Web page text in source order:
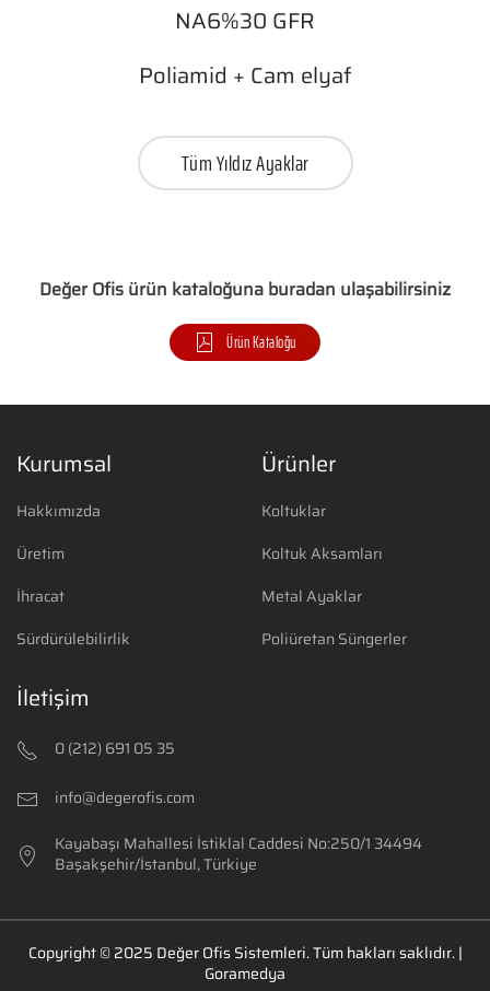
NA6%30 GFR
Poliamid + Cam elyaf
Tüm Yıldız Ayaklar
Değer Ofis ürün kataloğuna buradan ulaşabilirsiniz
Ürün Kataloğu
Kurumsal
Hakkımızda
Üretim
İhracat
Sürdürülebilirlik
Ürünler
Koltuklar
Koltuk Aksamları
Metal Ayaklar
Poliüretan Süngerler
İletişim
0 (212) 691 05 35
info@degerofis.com
Kayabaşı Mahallesi İstiklal Caddesi No:250/1 34494
Başakşehir/İstanbul, Türkiye
Copyright © 2025 Değer Ofis Sistemleri.Tüm hakları saklıdır.|
Goramedya